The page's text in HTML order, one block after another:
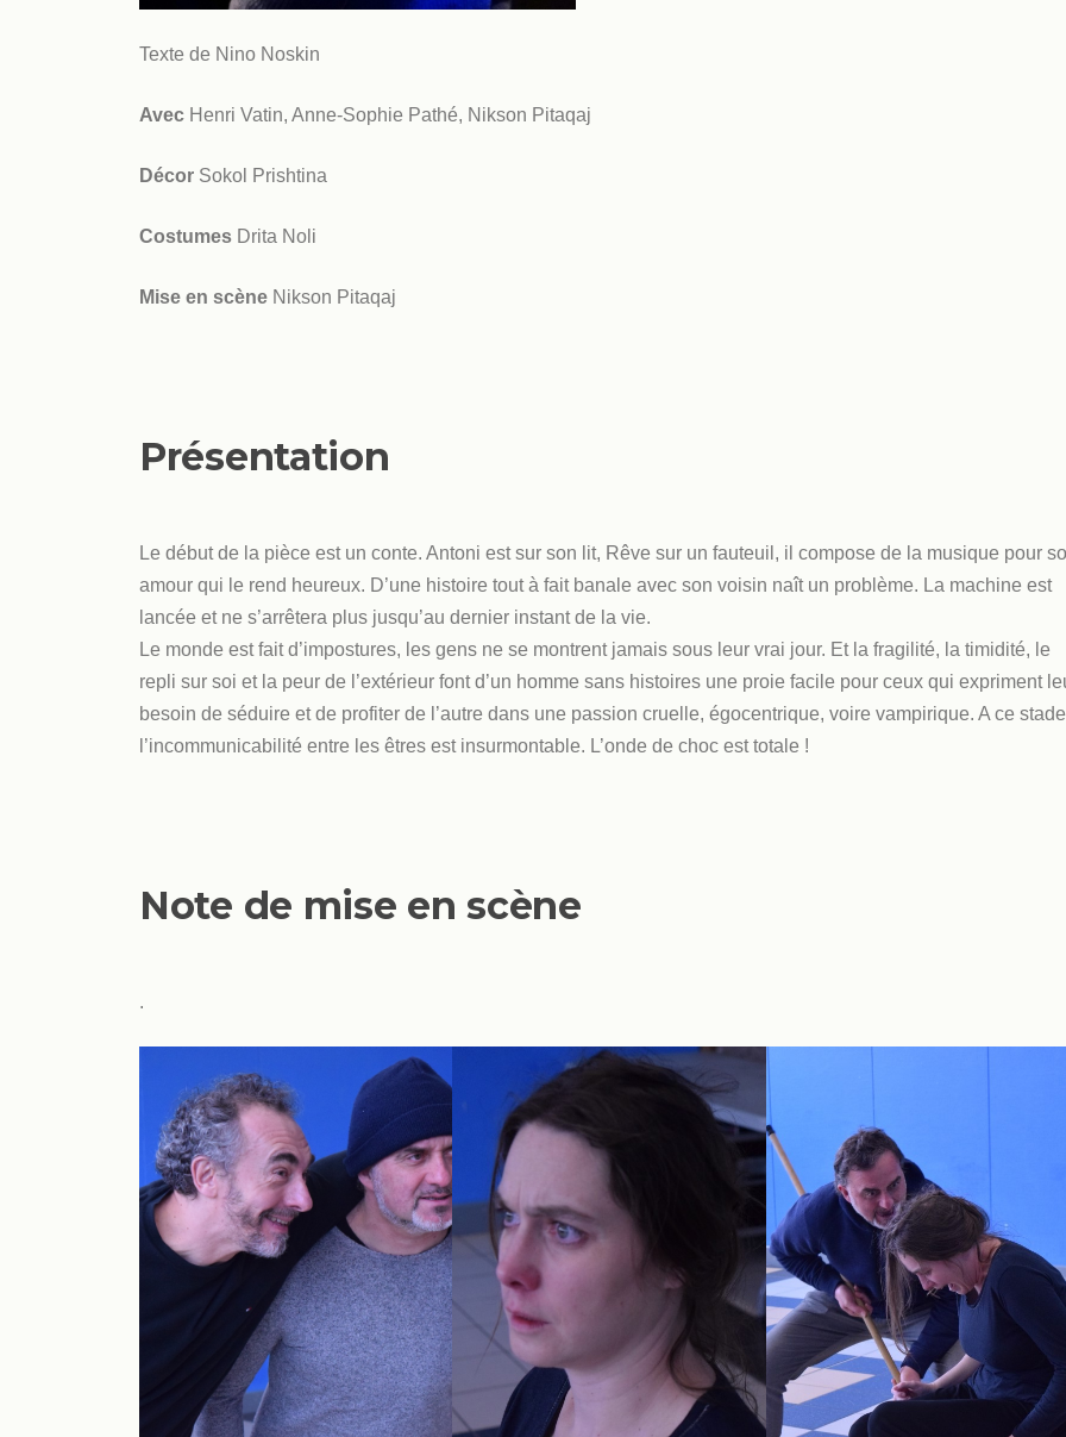
Texte de Nino Noskin
Avec Henri Vatin, Anne-Sophie Pathé, Nikson Pitaqaj
Décor Sokol Prishtina
Costumes Drita Noli
Mise en scène Nikson Pitaqaj
Présentation
Le début de la pièce est un conte. Antoni est sur son lit, Rêve sur un fauteuil, il compose de la musique pour
amour qui le rend heureux. D’une histoire tout à fait banale avec son voisin naît un problème. La machine est
lancée et ne s’arrêtera plus jusqu’au dernier instant de la vie.
Le monde est fait d’impostures, les gens ne se montrent jamais sous leur vrai jour. Et la fragilité, la timidité, le
repli sur soi et la peur de l’extérieur font d’un homme sans histoires une proie facile pour ceux qui expriment
besoin de séduire et de profiter de l’autre dans une passion cruelle, égocentrique, voire vampirique. A ce
l’incommunicabilité entre les êtres est insurmontable. L’onde de choc est totale !
Note de mise en scène
.